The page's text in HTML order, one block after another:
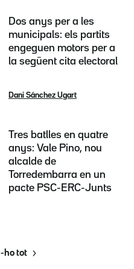
Dos anys per a les
municipals: els partits
engeguen motors per a
la següent cita electoral
Dani Sánchez Ugart
Tres batlles en quatre
anys: Vale Pino, nou
alcalde de
Torredembarra en un
pacte PSC-ERC-Junts
ho tot